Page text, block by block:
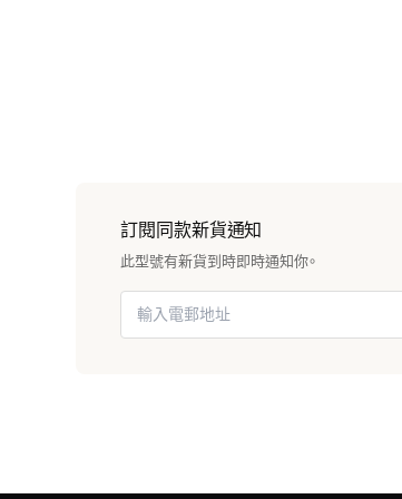
訂閱同款新貨通知
此型號有新貨到時即時通知你。